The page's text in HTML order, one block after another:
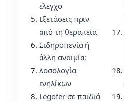
έλεγχο
Εξετάσεις πριν
από τη θεραπεία
Σιδηροπενία ή
άλλη αναιμία;
Δοσολογία
ενηλίκων
Legofer σε παιδιά